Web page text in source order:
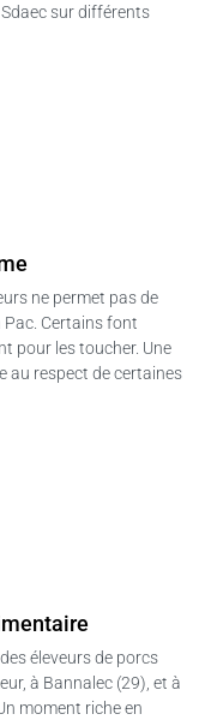
sur différents
ne permet pas de
Pac. Certains font
pour les toucher. Une
au respect de certaines
éleveurs de porcs
à Bannalec (29), et à
moment riche en